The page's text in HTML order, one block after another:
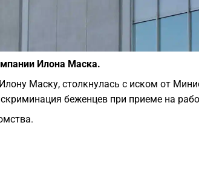
Илона Маска.
Маску, столкнулась с иском от
беженцев при приеме на